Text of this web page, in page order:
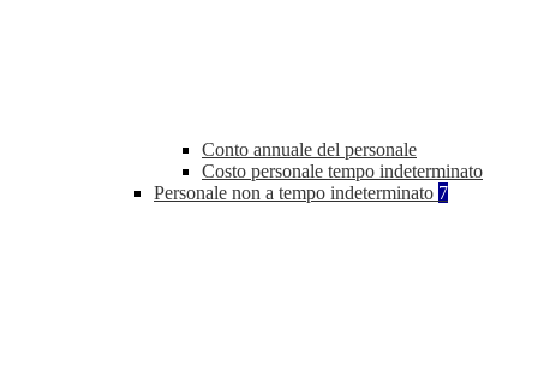
Conto annuale del personale
Costo personale tempo indeterminato
Personale non a tempo indeterminato 7